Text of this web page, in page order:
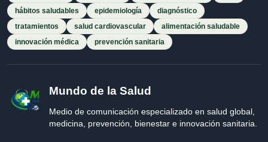
hábitos saludables
epidemiología
diagnóstico
tratamientos
salud cardiovascular
alimentación saludable
innovación médica
prevención sanitaria
Mundo de la Salud
Medio de comunicación especializado en salud global,
medicina, prevención, bienestar e innovación sanitaria.